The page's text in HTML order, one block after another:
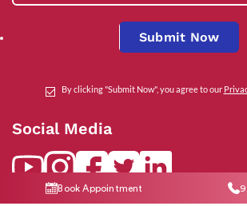
Book Appointment
Submit Now
By clicking "Submit Now", you agree to our
Social Media